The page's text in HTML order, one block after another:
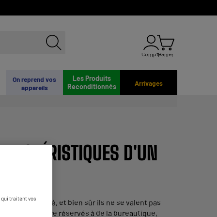
ComptePanier
Arrivages
Les Produits
Reconditionnés
On reprend vos
appareils
D'UN
?
sur le marché, et bien sûr ils ne se valent pas
qui vont être réservés à de la bureautique,
qui traitent vos